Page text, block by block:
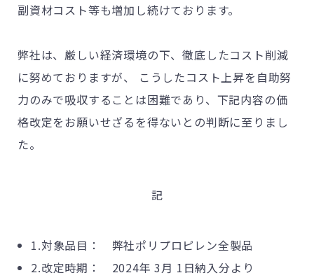
副資材コスト等も増加し続けております。
弊社は、厳しい経済環境の下、徹底したコスト削減
に努めておりますが、 こうしたコスト上昇を自助努
力のみで吸収することは困難であり、下記内容の価
格改定をお願いせざるを得ないとの判断に至りまし
た。
記
1.対象品目： 弊社ポリプロピレン全製品
2.改定時期： 2024年 3月 1日納入分より